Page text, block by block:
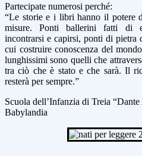
Partecipate numerosi perché:
“Le storie e i libri hanno il potere
misure. Ponti ballerini fatti di
incontrarsi e capirsi, ponti di pietra
cui costruire conoscenza del
lunghissimi sono quelli che
tra ciò che è stato e che sarà. Il
resterà per sempre.”
Scuola dell’Infanzia di Treia
Babylandia